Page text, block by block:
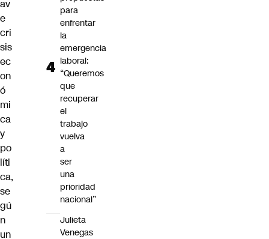
av
e
cri
sis
ec
on
ó
mi
ca
y
po
líti
ca,
se
gú
n
un
para
enfrentar
la
emergencia
laboral:
“Queremos
que
recuperar
el
trabajo
vuelva
a
ser
una
prioridad
nacional”
Julieta
Venegas